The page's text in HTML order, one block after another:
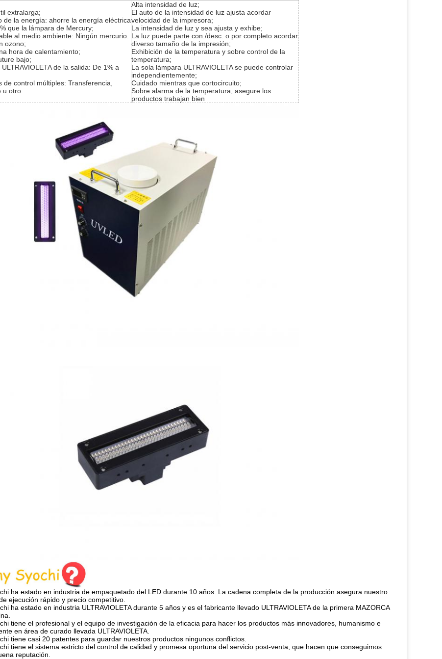
extralarga;
de la energía: ahorre la energía eléctrica
que la lámpara de Mercury;
al medio ambiente: Ningún mercurio.
ozono;
hora de calentamiento;
bajo;
ULTRAVIOLETA de la salida: De 1% a
de control múltiples: Transferencia,
u otro.
Alta intensidad de luz;
El auto de la intensidad de luz ajusta acordar
velocidad de la impresora;
La intensidad de luz y sea ajusta y exhibe;
La luz puede parte con./desc. o por completo acordar
diverso tamaño de la impresión;
Exhibición de la temperatura y sobre control de la
temperatura;
La sola lámpara ULTRAVIOLETA se puede controlar
independientemente;
Cuidado mientras que cortocircuito;
Sobre alarma de la temperatura, asegure los
productos trabajan bien
ha estado en industria de empaquetado del LED durante 10 años. La cadena completa de la producción asegura nuestro
ejecución rápido y precio competitivo.
ha estado en industria ULTRAVIOLETA durante 5 años y es el fabricante llevado ULTRAVIOLETA de la primera MAZORCA
tiene el profesional y el equipo de investigación de la eficacia para hacer los productos más innovadores, humanismo e
en área de curado llevada ULTRAVIOLETA.
tiene casi 20 patentes para guardar nuestros productos ningunos conflictos.
tiene el sistema estricto del control de calidad y promesa oportuna del servicio post-venta, que hacen que conseguimos
reputación.